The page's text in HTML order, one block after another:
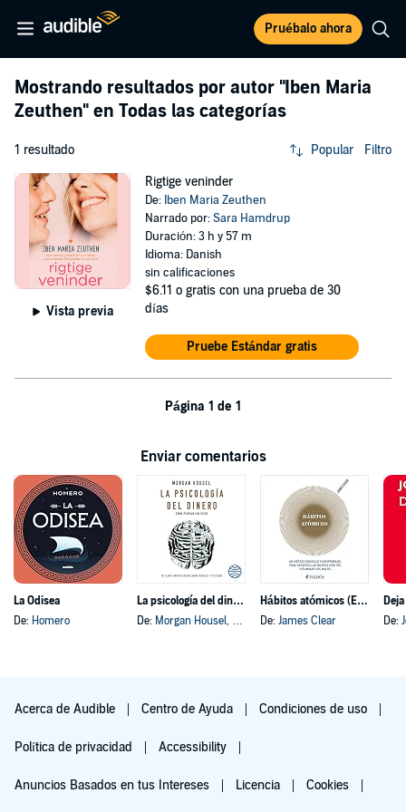
Pruébalo ahora
Mostrando resultados por autor "Iben Maria
Zeuthen" en Todas las categorías
1 resultado Popular Filtro
Vista previa
Rigtige veninder
De: Iben Maria Zeuthen
Narrado por:Sara Hamdrup
Duración: 3 h y 57 m
Idioma: Danish
sin calificaciones
$6.11 o gratis con una prueba de 30
días
Pruebe Estándar gratis
Página 1 de 1
Enviar comentarios
La Odisea
De: Homero
La psicología del dinero
De: Morgan Housel, y otros
Hábitos atómicos (Español neutro)
De: James Clear
De:
Acerca de Audible Centro de Ayuda Condiciones de uso
Política de privacidad Accessibility
Anuncios Basados en tus Intereses Licencia Cookies